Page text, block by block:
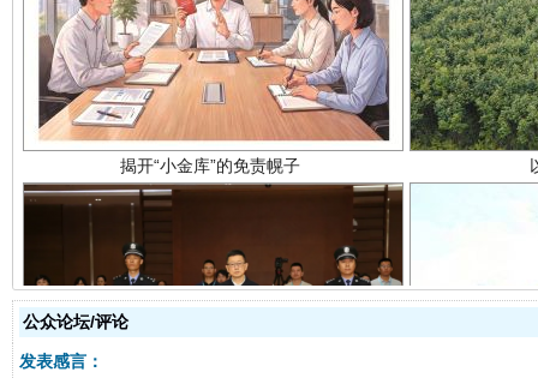
揭开“小金库”的免责幌子
受贿1.44亿！段成刚被判无期 从幼
公众论坛/评论
发表感言：